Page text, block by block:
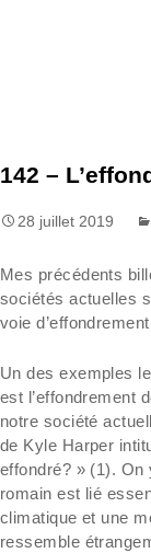
142 –
28 juillet 2019
Mes précédents
sociétés actuelles
voie
Un des exemples
est l’effondrement
notre société
de Kyle Harper
effondré? » (1). On
romain est lié
climatique et une
ressemble